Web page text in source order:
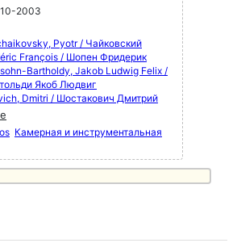
2003
Pyotr / Чайковский
François / Шопен Фридерик
Bartholdy, Jakob Ludwig Felix /
Якоб Людвиг
Dmitri / Шостакович Дмитрий
Камерная и инструментальная